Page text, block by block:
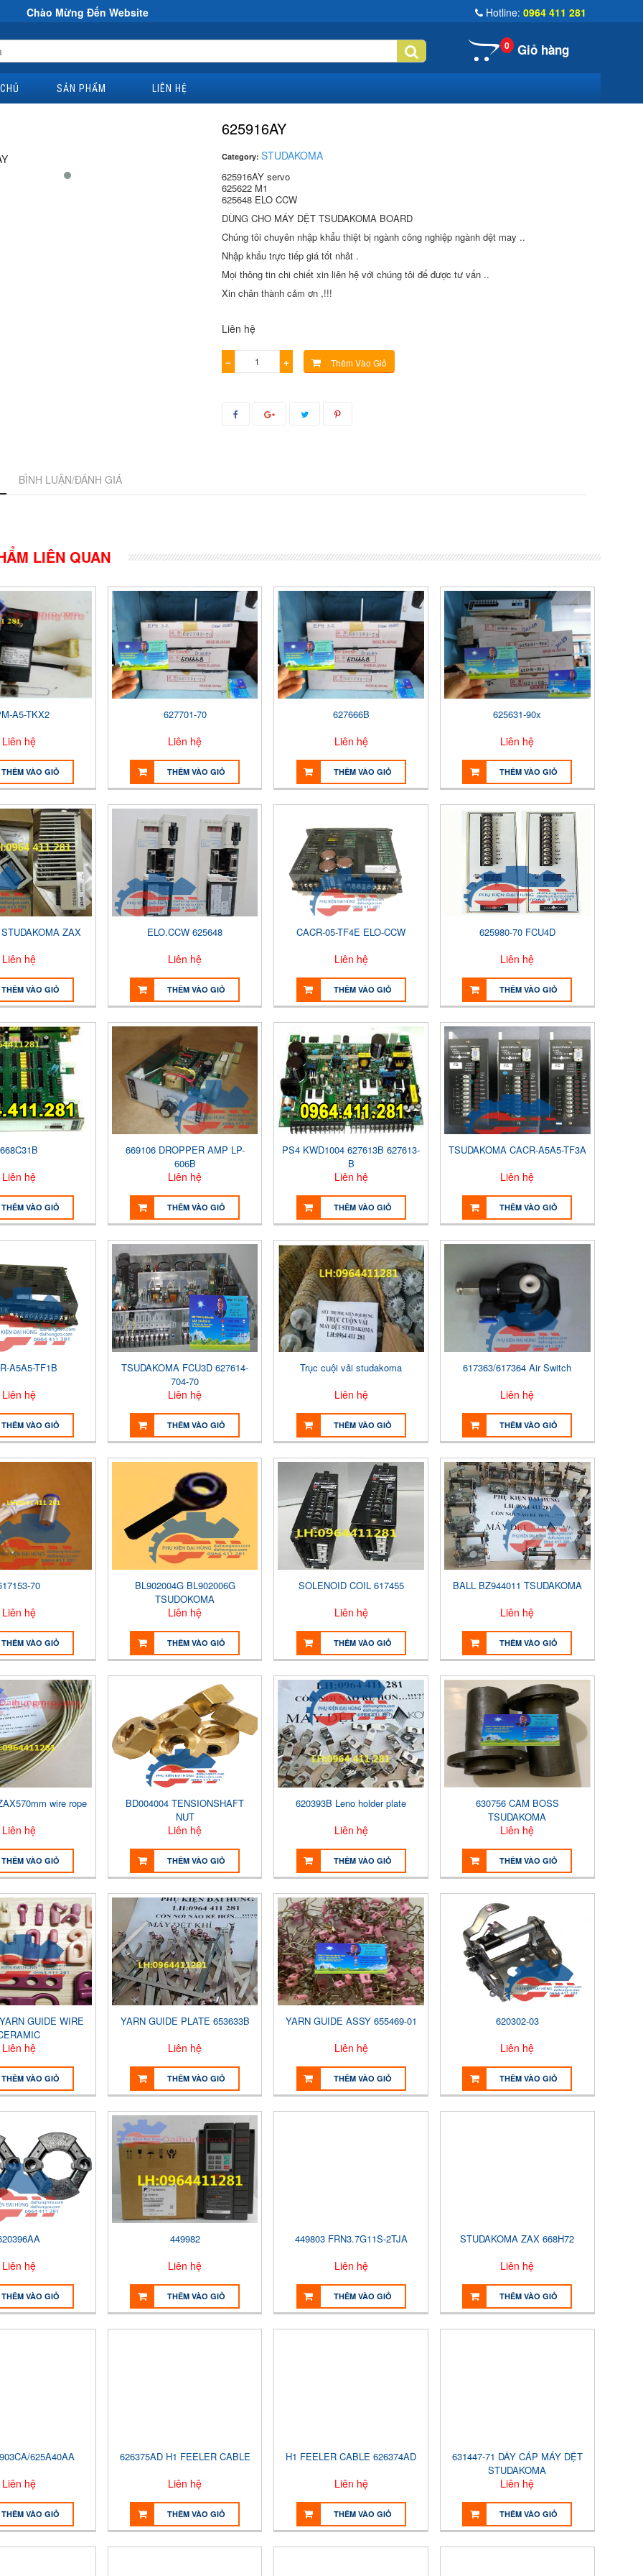
Mừng Đến Website Đại Hùng Co Hotline: 0964 411 281
0 Giỏ hàng
SẢN PHẨM LIÊN HỆ
625916AY
Category: STUDAKOMA
625916AY servo
625622 M1
625648 ELO CCW
DÙNG CHO MÁY DỆT TSUDAKOMA BOARD
Chúng tôi chuyên nhập khẩu thiệt bị ngành công nghiệp ngành dệt may ..
Nhập khẩu trực tiếp giá tốt nhât .
Mọi thông tin chi chiết xin liên hệ với chúng tôi để được tư vấn ..
Xin chân thành cảm ơn ,!!!
Liên hệ
− + Thêm Vào Giỏ
BÌNH LUẬN/ĐÁNH GIÁ
LIÊN QUAN
A5-TKX2
Liên hệ
THÊM VÀO GIỎ
627701-70
Liên hệ
THÊM VÀO GIỎ
627666B
Liên hệ
THÊM VÀO GIỎ
625631-90x
Liên hệ
THÊM VÀO GIỎ
ZAX
Liên hệ
THÊM VÀO GIỎ
ELO.CCW 625648
Liên hệ
THÊM VÀO GIỎ
CACR-05-TF4E ELO-CCW
Liên hệ
THÊM VÀO GIỎ
625980-70 FCU4D
Liên hệ
THÊM VÀO GIỎ
668C31B
Liên hệ
THÊM VÀO GIỎ
669106 DROPPER AMP LP-
606B
Liên hệ
THÊM VÀO GIỎ
PS4 KWD1004 627613B 627613-
B
Liên hệ
THÊM VÀO GIỎ
TSUDAKOMA CACR-A5A5-TF3A
Liên hệ
THÊM VÀO GIỎ
A5A5-TF1B
Liên hệ
THÊM VÀO GIỎ
TSUDAKOMA FCU3D 627614-
704-70
Liên hệ
THÊM VÀO GIỎ
Trục cuội vải studakoma
Liên hệ
THÊM VÀO GIỎ
617363/617364 Air Switch
Liên hệ
THÊM VÀO GIỎ
70
Liên hệ
THÊM VÀO GIỎ
BL902004G BL902006G
TSUDOKOMA
Liên hệ
THÊM VÀO GIỎ
SOLENOID COIL 617455
Liên hệ
THÊM VÀO GIỎ
BALL BZ944011 TSUDAKOMA
Liên hệ
THÊM VÀO GIỎ
wire rope
Liên hệ
THÊM VÀO GIỎ
BD004004 TENSIONSHAFT
NUT
Liên hệ
THÊM VÀO GIỎ
620393B Leno holder plate
Liên hệ
THÊM VÀO GIỎ
630756 CAM BOSS
TSUDAKOMA
Liên hệ
THÊM VÀO GIỎ
GUIDE WIRE
Liên hệ
THÊM VÀO GIỎ
YARN GUIDE PLATE 653633B
Liên hệ
THÊM VÀO GIỎ
YARN GUIDE ASSY 655469-01
Liên hệ
THÊM VÀO GIỎ
620302-03
Liên hệ
THÊM VÀO GIỎ
Liên hệ
THÊM VÀO GIỎ
449982
Liên hệ
THÊM VÀO GIỎ
449803 FRN3.7G11S-2TJA
Liên hệ
THÊM VÀO GIỎ
STUDAKOMA ZAX 668H72
Liên hệ
THÊM VÀO GIỎ
625A40AA
Liên hệ
THÊM VÀO GIỎ
626375AD H1 FEELER CABLE
Liên hệ
THÊM VÀO GIỎ
H1 FEELER CABLE 626374AD
Liên hệ
THÊM VÀO GIỎ
631447-71 DÂY CÁP MÁY DỆT
STUDAKOMA
Liên hệ
THÊM VÀO GIỎ